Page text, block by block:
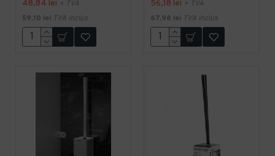
48,84 lei + TVA
59,10 lei TVA inclus
56,18 lei + TVA
67,98 lei TVA inclus